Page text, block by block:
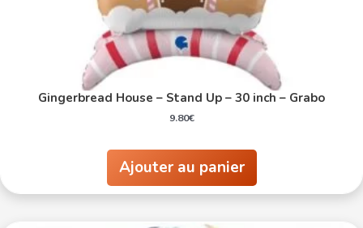
Gingerbread House – Stand Up – 30 inch – Grabo
9.80€
Ajouter au panier